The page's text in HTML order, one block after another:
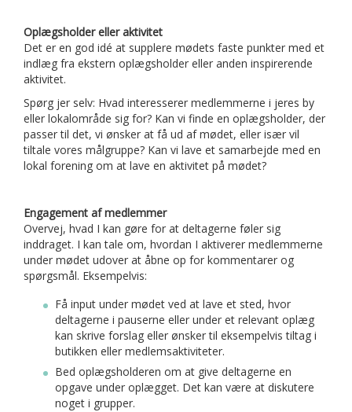
Oplægsholder eller aktivitet
Det er en god idé at supplere mødets faste punkter med et
indlæg fra ekstern oplægsholder eller anden inspirerende
aktivitet.
Spørg jer selv: Hvad interesserer medlemmerne i jeres by
eller lokalområde sig for? Kan vi finde en oplægsholder, der
passer til det, vi ønsker at få ud af mødet, eller især vil
tiltale vores målgruppe? Kan vi lave et samarbejde med en
lokal forening om at lave en aktivitet på mødet?
Engagement af medlemmer
Overvej, hvad I kan gøre for at deltagerne føler sig
inddraget. I kan tale om, hvordan I aktiverer medlemmerne
under mødet udover at åbne op for kommentarer og
spørgsmål. Eksempelvis:
Få input under mødet ved at lave et sted, hvor
deltagerne i pauserne eller under et relevant oplæg
kan skrive forslag eller ønsker til eksempelvis tiltag i
butikken eller medlemsaktiviteter.
Bed oplægsholderen om at give deltagerne en
opgave under oplægget. Det kan være at diskutere
noget i grupper.